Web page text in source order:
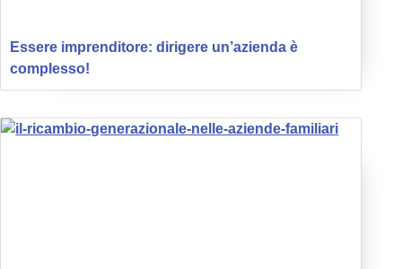
Essere imprenditore: dirigere un’azienda è
complesso!